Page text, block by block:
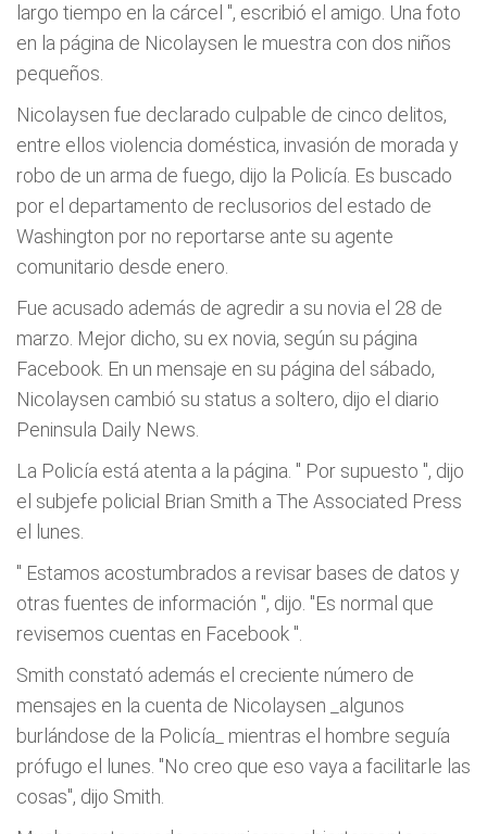
largo tiempo en la cárcel ", escribió el amigo. Una foto
en la página de Nicolaysen le muestra con dos niños
pequeños.
Nicolaysen fue declarado culpable de cinco delitos,
entre ellos violencia doméstica, invasión de morada y
robo de un arma de fuego, dijo la Policía. Es buscado
por el departamento de reclusorios del estado de
Washington por no reportarse ante su agente
comunitario desde enero.
Fue acusado además de agredir a su novia el 28 de
marzo. Mejor dicho, su ex novia, según su página
Facebook. En un mensaje en su página del sábado,
Nicolaysen cambió su status a soltero, dijo el diario
Peninsula Daily News.
La Policía está atenta a la página. " Por supuesto ", dijo
el subjefe policial Brian Smith a The Associated Press
el lunes.
" Estamos acostumbrados a revisar bases de datos y
otras fuentes de información ", dijo. "Es normal que
revisemos cuentas en Facebook ".
Smith constató además el creciente número de
mensajes en la cuenta de Nicolaysen _algunos
burlándose de la Policía_ mientras el hombre seguía
prófugo el lunes. "No creo que eso vaya a facilitarle las
cosas", dijo Smith.